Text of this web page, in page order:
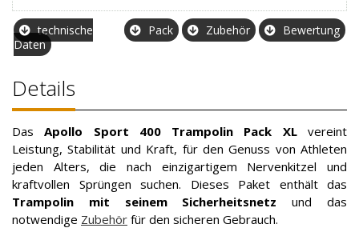
technische
Daten
Pack Zubehör Bewertung
Details
DasApollo Sport 400 Trampolin Pack XLvereint
Leistung, Stabilität und Kraft, für den Genuss von Athleten
jeden Alters, die nach einzigartigem Nervenkitzel und
kraftvollen Sprüngen suchen. Dieses Paket enthält das
Trampolin mit seinem Sicherheitsnetzund das
notwendige Zubehör für den sicheren Gebrauch.